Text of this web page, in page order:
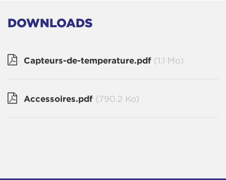
DOWNLOADS
Capteurs-de-temperature.pdf (1.1 Mo)
Accessoires.pdf (790.2 Ko)